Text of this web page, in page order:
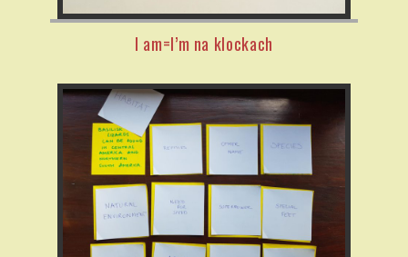
I am=I’m na klockach